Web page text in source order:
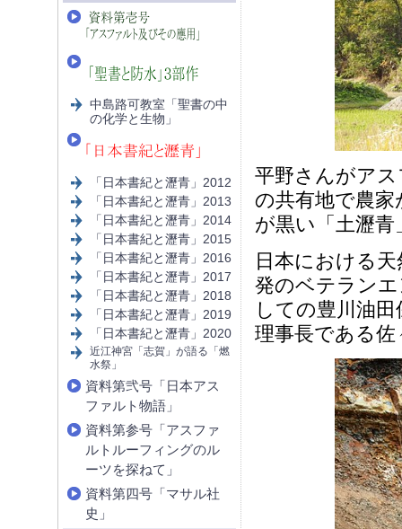
平野さんがア
の共有地で農
が黒い「土瀝
日本における
発のベテラン
しての豊川油
理事長である
中島路可教室「聖書の中
の化学と生物」
「日本書紀と瀝青」2012
「日本書紀と瀝青」2013
「日本書紀と瀝青」2014
「日本書紀と瀝青」2015
「日本書紀と瀝青」2016
「日本書紀と瀝青」2017
「日本書紀と瀝青」2018
「日本書紀と瀝青」2019
「日本書紀と瀝青」2020
近江神宮「志賀」が語る「燃
水祭」
資料第弐号「日本アス
ファルト物語」
資料第参号「アスファ
ルトルーフィングのル
ーツを探ねて」
資料第四号「マサル社
史」